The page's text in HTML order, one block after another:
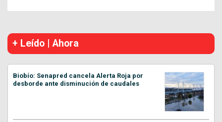
+ Leído | Ahora
Biobío: Senapred cancela Alerta Roja por
desborde ante disminución de caudales